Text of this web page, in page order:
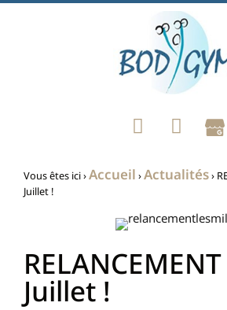
Vous êtes ici ›Accueil ›Actualités›
Juillet !
Juillet !